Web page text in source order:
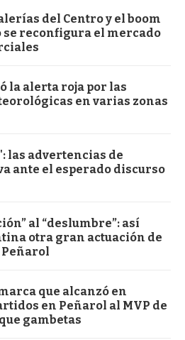
del Centro y el boom
se reconfigura el mercado
la alerta roja por las
en varias zonas
las advertencias de
ante el esperado discurso
al “deslumbre”: así
otra gran actuación de
Peñarol
que alcanzó en
en Peñarol al MVP de
gambetas